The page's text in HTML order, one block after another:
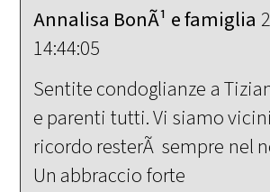
Annalisa BonÃ¹ e famiglia
14:44:05
Sentite condoglianze a
e parenti tutti. Vi siamo
ricordo resterÃ sempre nel
Un abbraccio forte